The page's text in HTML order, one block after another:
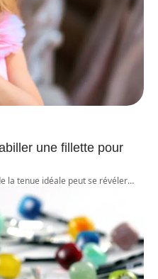
une fillette pour
la tenue idéale peut se révéler…